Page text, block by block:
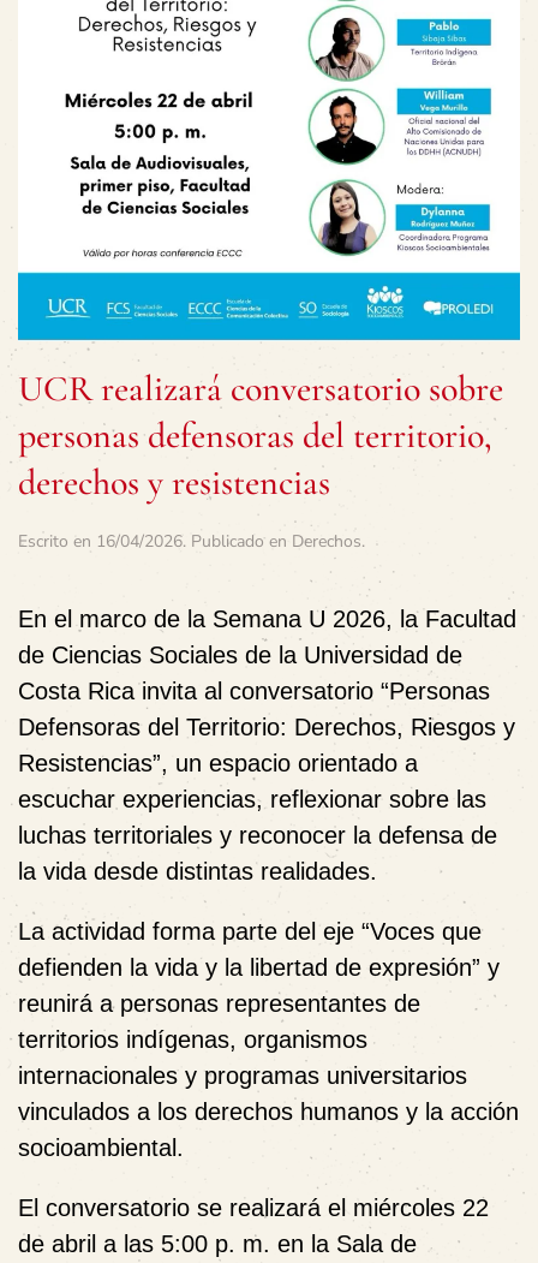
UCR realizará conversatorio sobre
personas defensoras del territorio,
derechos y resistencias
Escrito en 16/04/2026. Publicado en Derechos.
En el marco de la Semana U 2026, la Facultad
de Ciencias Sociales de la Universidad de
Costa Rica invita al conversatorio “Personas
Defensoras del Territorio: Derechos, Riesgos y
Resistencias”, un espacio orientado a
escuchar experiencias, reflexionar sobre las
luchas territoriales y reconocer la defensa de
la vida desde distintas realidades.
La actividad forma parte del eje “Voces que
defienden la vida y la libertad de expresión” y
reunirá a personas representantes de
territorios indígenas, organismos
internacionales y programas universitarios
vinculados a los derechos humanos y la acción
socioambiental.
El conversatorio se realizará el miércoles 22
de abril a las 5:00 p. m. en la Sala de